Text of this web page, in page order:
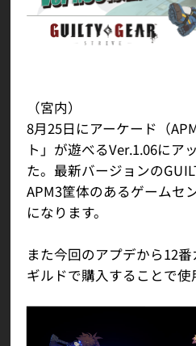
（宮内）
8月25日にアーケード（
ト」が遊べるVer.1.06にア
た。最新バージョンの
APM3筐体のあるゲームセ
になります。
また今回のアプデから12
ギルドで購入することで使